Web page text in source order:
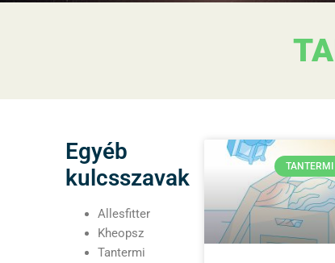
Egyéb
kulcsszavak
Allesfitter
Kheopsz
Tantermi
TANTERMI